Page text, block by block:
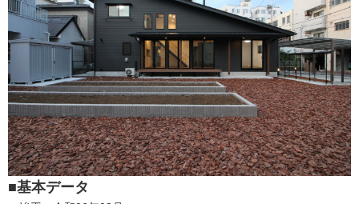
注文住宅 商業・事業施設
医療・福祉施設・幼稚園
採用情報
代表メッセージ 先輩たちの声
募集要項
SDGs
■基本データ